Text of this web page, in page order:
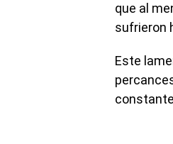
que al
sufrieron
Este